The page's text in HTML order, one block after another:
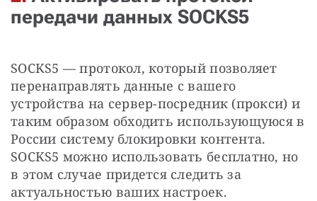
передачи данных SOCKS5
SOCKS5 — протокол, который позволяет
перенаправлять данные с вашего
устройства на сервер-посредник (прокси) и
таким образом обходить использующуюся в
России систему блокировки контента.
SOCKS5 можно использовать бесплатно, но
в этом случае придется следить за
актуальностью ваших настроек.